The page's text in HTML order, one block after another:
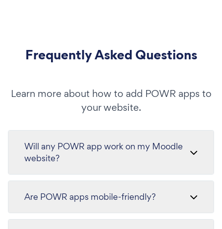
Frequently Asked Questions
Learn more about how to add POWR apps to
your website.
Will any POWR app work on my Moodle
website?
Are POWR apps mobile-friendly?